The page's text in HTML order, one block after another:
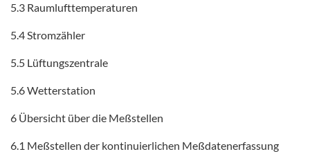
5.3 Raumlufttemperaturen
5.4 Stromzähler
5.5 Lüftungszentrale
5.6 Wetterstation
6 Übersicht über die Meßstellen
6.1 Meßstellen der kontinuierlichen Meßdatenerfassung